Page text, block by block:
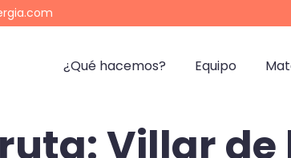
¿Qué hacemos? Equipo
ruta: Villar de